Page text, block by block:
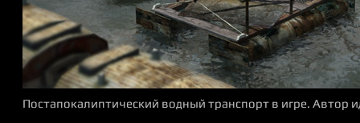
Постапокалиптический водный транспорт в игре. Автор